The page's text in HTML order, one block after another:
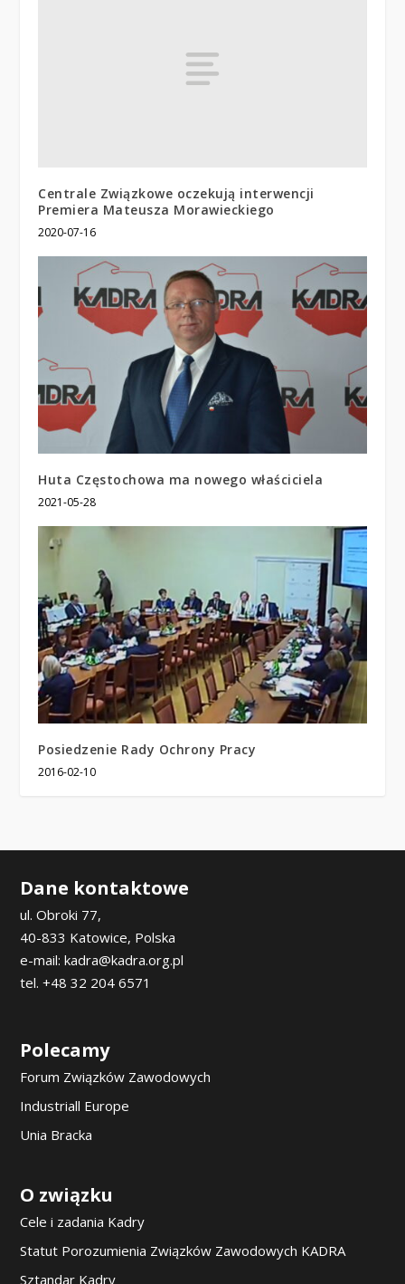
Centrale Związkowe oczekują interwencji
Premiera Mateusza Morawieckiego
2020-07-16
Huta Częstochowa ma nowego właściciela
2021-05-28
Posiedzenie Rady Ochrony Pracy
2016-02-10
Dane kontaktowe
ul. Obroki 77,
40-833 Katowice, Polska
e-mail: kadra@kadra.org.pl
tel. +48 32 204 6571
Polecamy
Forum Związków Zawodowych
Industriall Europe
Unia Bracka
O związku
Cele i zadania Kadry
Statut Porozumienia Związków Zawodowych KADRA
Sztandar Kadry